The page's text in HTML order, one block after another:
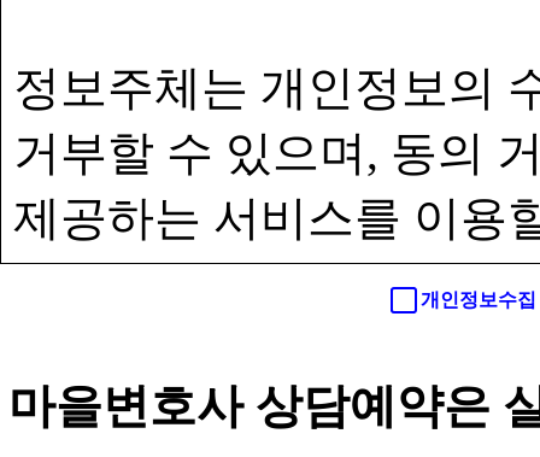
정보주체는 개인정보의
거부할 수 있으며, 동의
제공하는 서비스를 이용
개인정보수
마을변호사 상담예약은